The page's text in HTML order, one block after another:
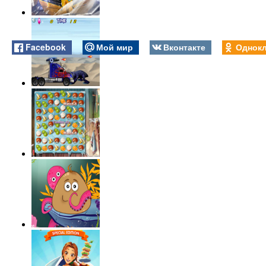
Facebook Мой мир Вконтакте